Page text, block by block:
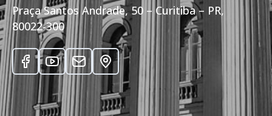
Praça Santos Andrade, 50 – Curitiba – PR,
80022-300